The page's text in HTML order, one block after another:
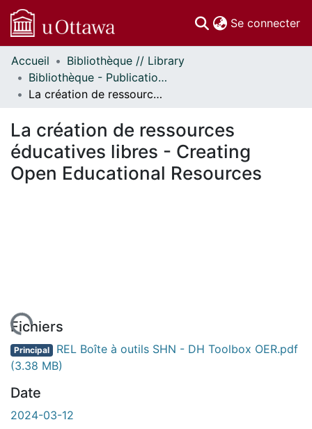
Se connecter
Communautés
et collections
Parcourir
À propos
Accueil
Bibliothèque // Library
Bibliothèque - Publications // Library - Publications
La création de ressources éducatives libres - Creating Open Educational Resources
La création de ressources
éducatives libres - Creating
Open Educational Resources
Fichiers
Principal REL Boîte à outils SHN - DH Toolbox OER.pdf
(3.38 MB)
Date
2024-03-12